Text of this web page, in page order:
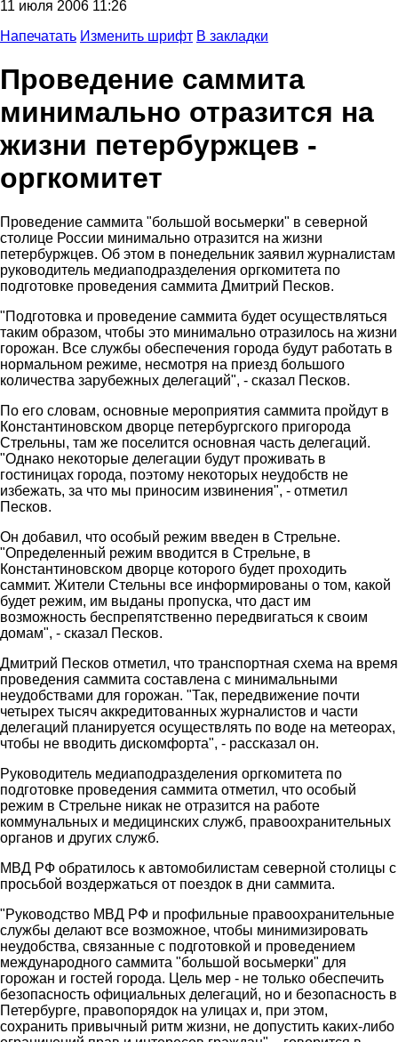
11 июля 2006 11:26
Напечатать Изменить шрифт В закладки
Проведение саммита
минимально отразится на
жизни петербуржцев -
оргкомитет
Проведение саммита "большой восьмерки" в северной
столице России минимально отразится на жизни
петербуржцев. Об этом в понедельник заявил журналистам
руководитель медиаподразделения оргкомитета по
подготовке проведения саммита Дмитрий Песков.
"Подготовка и проведение саммита будет осуществляться
таким образом, чтобы это минимально отразилось на жизни
горожан. Все службы обеспечения города будут работать в
нормальном режиме, несмотря на приезд большого
количества зарубежных делегаций", - сказал Песков.
По его словам, основные мероприятия саммита пройдут в
Константиновском дворце петербургского пригорода
Стрельны, там же поселится основная часть делегаций.
"Однако некоторые делегации будут проживать в
гостиницах города, поэтому некоторых неудобств не
избежать, за что мы приносим извинения", - отметил
Песков.
Он добавил, что особый режим введен в Стрельне.
"Определенный режим вводится в Стрельне, в
Константиновском дворце которого будет проходить
саммит. Жители Стельны все информированы о том, какой
будет режим, им выданы пропуска, что даст им
возможность беспрепятственно передвигаться к своим
домам", - сказал Песков.
Дмитрий Песков отметил, что транспортная схема на время
проведения саммита составлена с минимальными
неудобствами для горожан. "Так, передвижение почти
четырех тысяч аккредитованных журналистов и части
делегаций планируется осуществлять по воде на метеорах,
чтобы не вводить дискомфорта", - рассказал он.
Руководитель медиаподразделения оргкомитета по
подготовке проведения саммита отметил, что особый
режим в Стрельне никак не отразится на работе
коммунальных и медицинских служб, правоохранительных
органов и других служб.
МВД РФ обратилось к автомобилистам северной столицы с
просьбой воздержаться от поездок в дни саммита.
"Руководство МВД РФ и профильные правоохранительные
службы делают все возможное, чтобы минимизировать
неудобства, связанные с подготовкой и проведением
международного саммита "большой восьмерки" для
горожан и гостей города. Цель мер - не только обеспечить
безопасность официальных делегаций, но и безопасность в
Петербурге, правопорядок на улицах и, при этом,
сохранить привычный ритм жизни, не допустить каких-либо